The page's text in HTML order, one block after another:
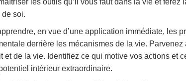
les outils qu’il vous faut dans la vie et ferez
soi.
en vue d’une application immédiate, les
derrière les mécanismes de la vie. Parvenez
et de la vie. Identifiez ce qui motive vos actions et
intérieur extraordinaire.